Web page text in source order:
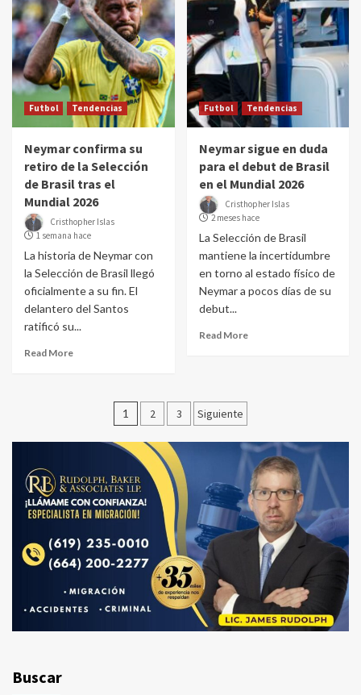
Futbol Tendencias
Neymar confirma su
retiro de la Selección
de Brasil tras el
Mundial 2026
Cristhopher Islas
1 semana hace
La historia de Neymar con
la Selección de Brasil llegó
oficialmente a su fin. El
delantero del Santos
ratificó su...
Read More
Futbol Tendencias
Neymar sigue en duda
para el debut de Brasil
en el Mundial 2026
Cristhopher Islas
2 meses hace
La Selección de Brasil
mantiene la incertidumbre
en torno al estado físico de
Neymar a pocos días de su
debut...
Read More
Paginación
de
entradas
1 2 3 Siguiente
Buscar